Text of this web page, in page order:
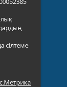
сілтеме